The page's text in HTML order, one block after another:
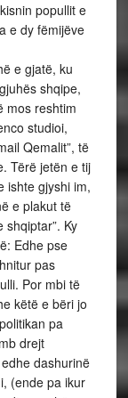
popullit e
e dy fëmijëve
e gjatë, ku
shqipe,
mos reshtim
studioi,
Qemalit”, të
Tërë jetën e tij
ishte gjyshi im,
e plakut të
Ky
Edhe pse
pas
Por mbi të
këtë e bëri jo
pa
drejt
dashurinë
(ende pa ikur